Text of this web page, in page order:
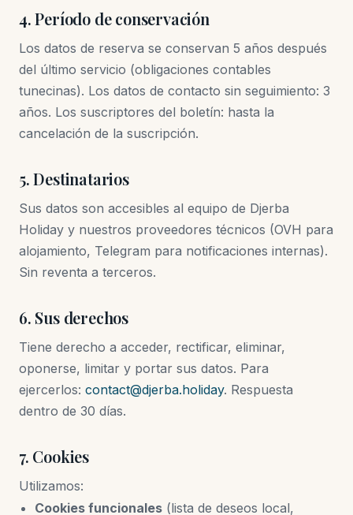
4. Período de conservación
Los datos de reserva se conservan 5 años después
del último servicio (obligaciones contables
tunecinas). Los datos de contacto sin seguimiento: 3
años. Los suscriptores del boletín: hasta la
cancelación de la suscripción.
5. Destinatarios
Sus datos son accesibles al equipo de Djerba
Holiday y nuestros proveedores técnicos (OVH para
alojamiento, Telegram para notificaciones internas).
Sin reventa a terceros.
6. Sus derechos
Tiene derecho a acceder, rectificar, eliminar,
oponerse, limitar y portar sus datos. Para
ejercerlos: contact@djerba.holiday. Respuesta
dentro de 30 días.
7. Cookies
Utilizamos:
Cookies funcionales (lista de deseos local,